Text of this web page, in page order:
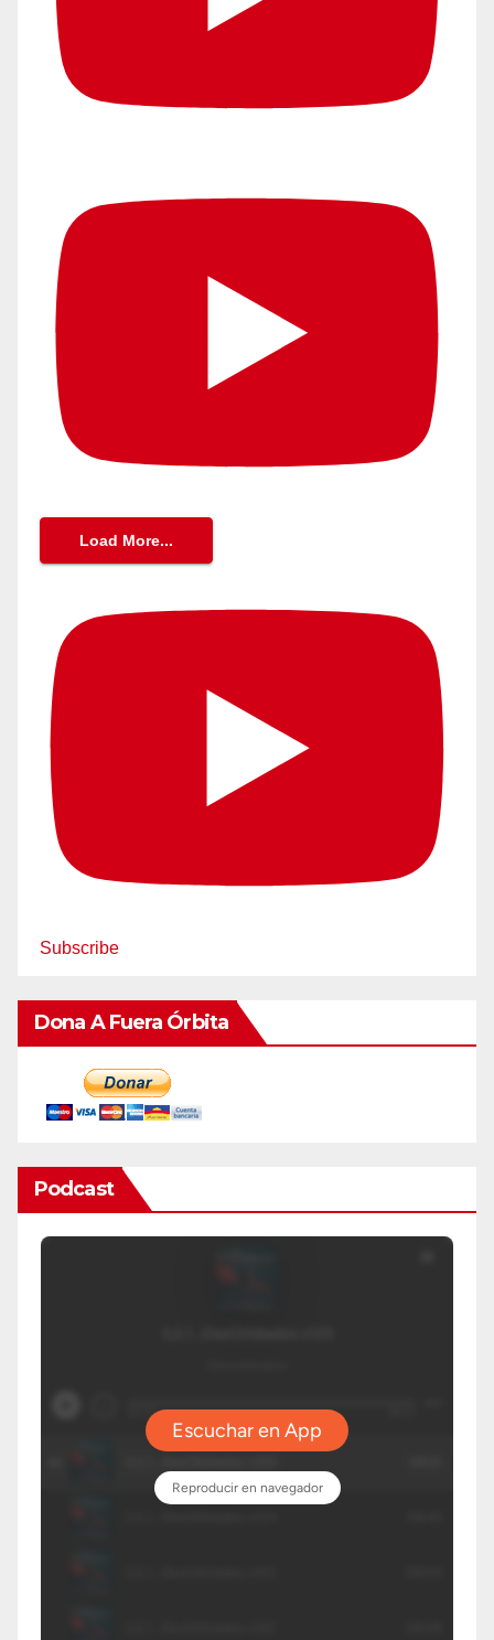
Load More...
Subscribe
Dona A Fuera Órbita
Podcast